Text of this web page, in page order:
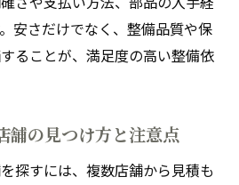
前に知りたい注意ポイント
で急ぎ対応してもらえるか
びで失敗しないための条件
信頼できる店舗の見分け方
安さだけでなく、整備品質や保
ることが、満足度の高い整備依
舗の見つけ方と注意点
探すには、複数店舗から見積も